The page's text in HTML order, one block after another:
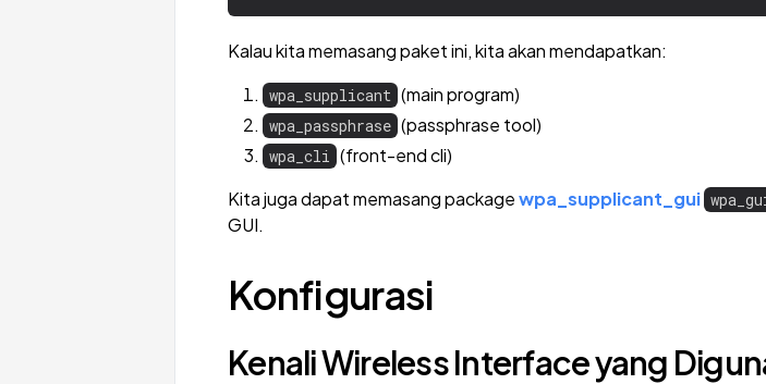
Kalau kita memasang paket ini, kita akan mendapatkan:
wpa_supplicant (main program)
wpa_passphrase (passphrase tool)
wpa_cli (front-end cli)
Kita juga dapat memasang packagewpa_supplicant_gui
GUI.
Konfigurasi
Kenali Wireless Interface yang